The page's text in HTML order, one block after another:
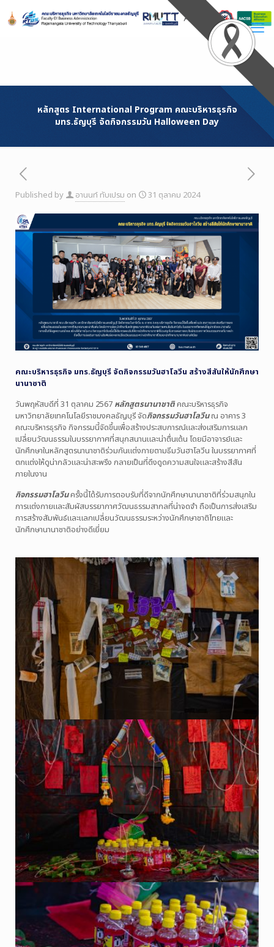
Content
หลักสูตร International Program คณะบริหารธุรกิจ
มทร.ธัญบุรี จัดกิจกรรมวัน Halloween Day
Published by อานนท์ ทับเปรม on 31 ตุลาคม 2024
คณะบริหารธุรกิจ มทร.ธัญบุรี จัดกิจกรรมวันฮาโลวีน สร้างสีสันให้นักศึกษา
นานาชาติ
วันพฤหัสบดีที่ 31 ตุลาคม 2567 หลักสูตรนานาชาติคณะบริหารธุรกิจ
มหาวิทยาลัยเทคโนโลยีราชมงคลธัญบุรี จัดกิจกรรมวันฮาโลวีนณ อาคาร 3
คณะบริหารธุรกิจ กิจกรรมนี้จัดขึ้นเพื่อสร้างประสบการณ์และส่งเสริมการแลก
เปลี่ยนวัฒนธรรมในบรรยากาศที่สนุกสนานและน่าตื่นเต้น โดยมีอาจารย์และ
นักศึกษาในหลักสูตรนานาชาติร่วมกันแต่งกายตามธีมวันฮาโลวีน ในบรรยากาศที่
ตกแต่งให้ดูน่ากลัวและน่าสะพรึง กลายเป็นที่ดึงดูดความสนใจและสร้างสีสัน
ภายในงาน
กิจกรรมฮาโลวีนครั้งนี้ได้รับการตอบรับที่ดีจากนักศึกษานานาชาติที่ร่วมสนุกใน
การแต่งกายและสัมผัสบรรยากาศวัฒนธรรมสากลที่น่าจดจำ ถือเป็นการส่งเสริม
การสร้างสัมพันธ์และแลกเปลี่ยนวัฒนธรรมระหว่างนักศึกษาชาติไทยและ
นักศึกษานานาชาติอย่างดีเยี่ยม